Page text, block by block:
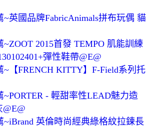
~英國品牌FabricAnimals拼布玩偶 貓
2015首發 TEMPO 肌能訓練
彈性鞋帶@E@
~【FRENCH KITTY】F-Field系列托
~PORTER - 輕甜率性LEAD魅力造
~iBrand 英倫時尚經典綠格紋拉鍊長